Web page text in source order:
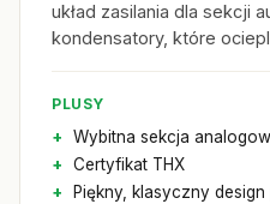
układ zasilania dla sekcji
kondensatory, które
PLUSY
Wybitna sekcja
Certyfikat THX
Piękny, klasyczny